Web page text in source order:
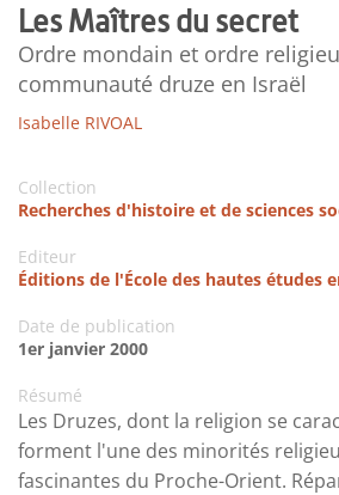
Les Maîtres du secret
Ordre mondain et ordre
communauté druze en Israël
Isabelle RIVOAL
Collection
Recherches d'histoire et de sciences
Editeur
Éditions de l'École des hautes études
Date de publication
1er janvier 2000
Résumé
Les Druzes, dont la religion se
forment l'une des minorités
fascinantes du Proche-Orient.